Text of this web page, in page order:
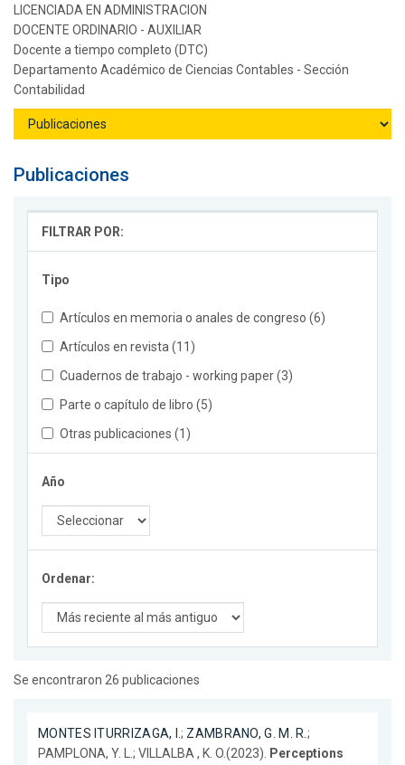
LICENCIADA EN ADMINISTRACION
DOCENTE ORDINARIO - AUXILIAR
Docente a tiempo completo (DTC)
Departamento Académico de Ciencias Contables - Sección
Contabilidad
Publicaciones
FILTRAR POR:
Tipo
Artículos en memoria o anales de congreso (6)
Artículos en revista (11)
Cuadernos de trabajo - working paper (3)
Parte o capítulo de libro (5)
Otras publicaciones (1)
Año
Ordenar:
Se encontraron 26 publicaciones
MONTES ITURRIZAGA, I.; ZAMBRANO, G. M. R.;
PAMPLONA, Y. L.; VILLALBA , K. O.(2023). Perceptions